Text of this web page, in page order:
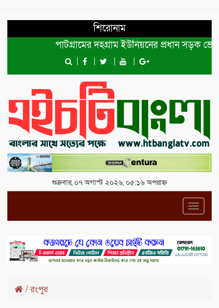
শিরোনাম
পাটগ্রামের দহগ্রাম ইউনিয়নের প্রধান সড়ক ভেঙ্গে
শুক্রবার, ০৭ অগাস্ট ২০২৬, ০৫:১৬ অপরাহ্ন
/রংপুর